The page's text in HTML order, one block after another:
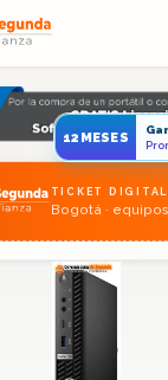
TICKET DIGITAL
12MESES